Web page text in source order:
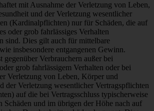
mit Ausnahme der Verletzung von Leben,
und der Verletzung wesentlicher
(Kardinalpflichten) nur für Schäden, die auf
oder grob fahrlässiges Verhalten
sind. Dies gilt auch für mittelbare
insbesondere entgangenen Gewinn.
gegenüber Verbrauchern außer bei
grob fahrlässigem Verhalten oder bei
Verletzung von Leben, Körper und
der Verletzung wesentlicher Vertragspflichten
auf die bei Vertragsschluss typischerweise
Schäden und im übrigen der Höhe nach auf